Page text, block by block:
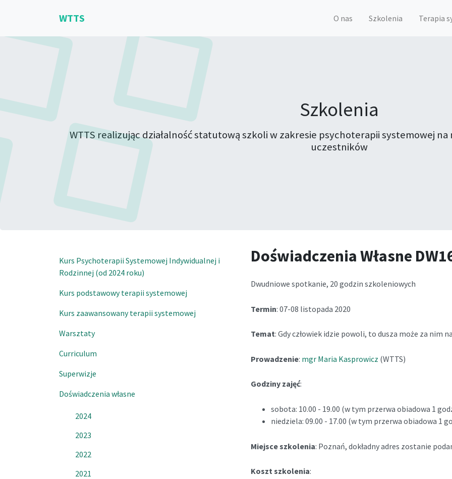
WTTS O nas Szkolenia Terapia
Szkolenia
WTTS realizując działalność statutową szkoli w zakresie psychoterapii systemowej
uczestników
Kurs Psychoterapii Systemowej Indywidualnej i
Rodzinnej (od 2024 roku)
Kurs podstawowy terapii systemowej
Kurs zaawansowany terapii systemowej
Warsztaty
Curriculum
Superwizje
Doświadczenia własne
2024
2023
2022
2021
Doświadczenia Własne
Dwudniowe spotkanie, 20 godzin szkoleniowych
Termin: 07-08 listopada 2020
Temat: Gdy człowiek idzie powoli, to dusza może za nim
Prowadzenie: mgr Maria Kasprowicz (WTTS)
Godziny zajęć:
sobota: 10.00 - 19.00 (w tym przerwa obiadowa 1
niedziela: 09.00 - 17.00 (w tym przerwa obiadowa 1
Miejsce szkolenia: Poznań, dokładny adres zostanie
Koszt szkolenia: